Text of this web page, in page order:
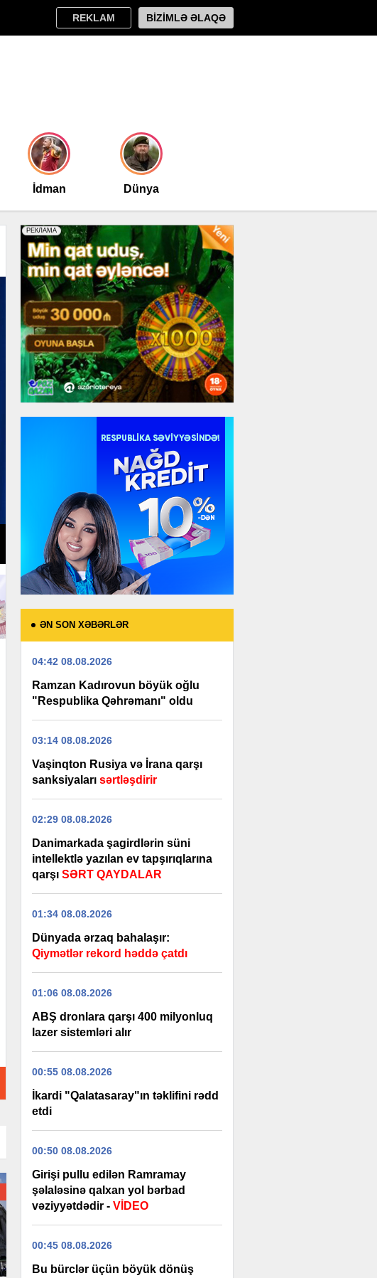
REKLAM BİZİMLƏ ƏLAQƏ
İdman Dünya
ƏN SON XƏBƏRLƏR
04:42 08.08.2026
Ramzan Kadırovun böyük oğlu
"Respublika Qəhrəmanı" oldu
03:14 08.08.2026
Vaşinqton Rusiya və İrana qarşı
sanksiyaları sərtləşdirir
02:29 08.08.2026
Danimarkada şagirdlərin süni
intellektlə yazılan ev tapşırıqlarına
qarşı SƏRT QAYDALAR
01:34 08.08.2026
Dünyada ərzaq bahalaşır:
Qiymətlər rekord həddə çatdı
01:06 08.08.2026
ABŞ dronlara qarşı 400 milyonluq
lazer sistemləri alır
00:55 08.08.2026
İkardi "Qalatasaray"ın təklifini rədd
etdi
00:50 08.08.2026
Girişi pullu edilən Ramramay
şəlaləsinə qalxan yol bərbad
vəziyyətdədir - VİDEO
00:45 08.08.2026
Bu bürclər üçün böyük dönüş